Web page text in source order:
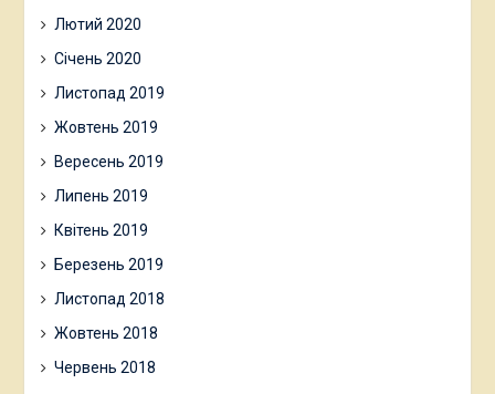
Лютий 2020
Січень 2020
Листопад 2019
Жовтень 2019
Вересень 2019
Липень 2019
Квітень 2019
Березень 2019
Листопад 2018
Жовтень 2018
Червень 2018